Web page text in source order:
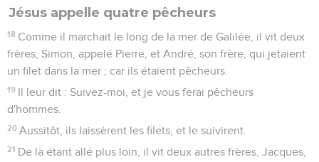
Jésus appelle quatre pêcheurs
18 Comme il marchait le long de la mer de Galilée, il vit deux
frères, Simon, appelé Pierre, et André, son frère, qui jetaient
un filet dans la mer ; car ils étaient pêcheurs.
19 Il leur dit : Suivez-moi, et je vous ferai pêcheurs
d'hommes.
20 Aussitôt, ils laissèrent les filets, et le suivirent.
21 De là étant allé plus loin, il vit deux autres frères, Jacques,